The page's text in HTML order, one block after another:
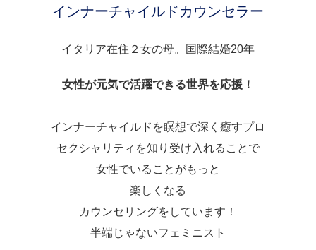
インナーチャイルドカウンセラー
イタリア在住２女の母。国際結婚20年
女性が元気で活躍できる世界を応援！
インナーチャイルドを瞑想で深く癒すプロ
セクシャリティを知り受け入れることで
女性でいることがもっと
楽しくなる
カウンセリングをしています！
半端じゃないフェミニスト